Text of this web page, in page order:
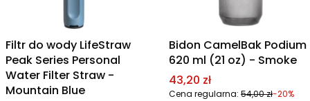
Filtr do wody LifeStraw
Peak Series Personal
Water Filter Straw -
Mountain Blue
Bidon CamelBak Podium
620 ml (21 oz) - Smoke
Cena promocyjna
43,20 zł
Cena regularna: 54,00 zł-20%